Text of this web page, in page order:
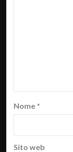
Nome *
Sito web